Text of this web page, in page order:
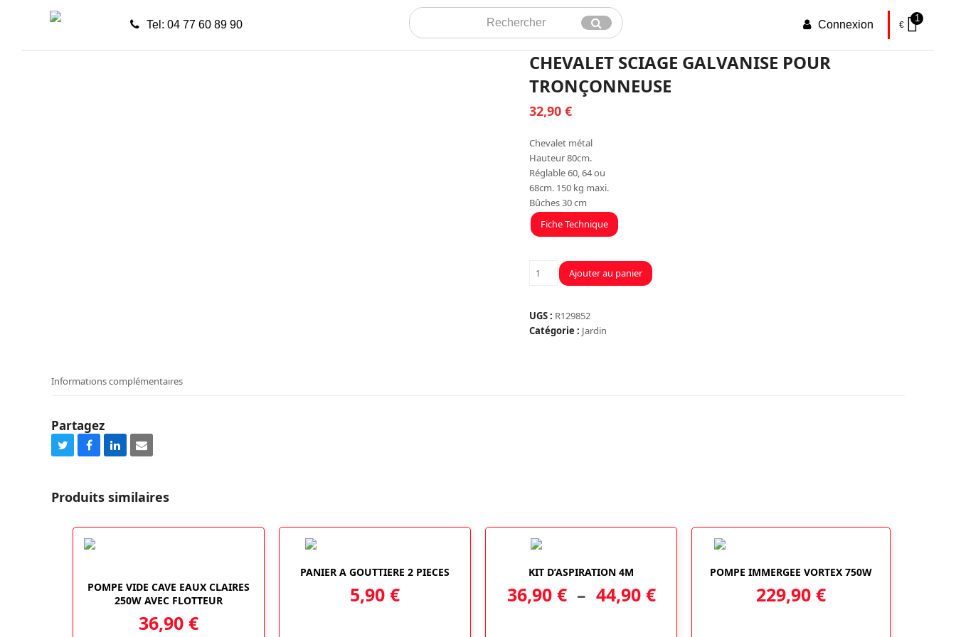
Tel: 04 77 60 89 90
Rechercher
Envoyer Connexion €
1
CHEVALET SCIAGE GALVANISE POUR
TRONÇONNEUSE
32,90 €
Chevalet métal
Hauteur 80cm.
Réglable 60, 64 ou
68cm. 150 kg maxi.
Bûches 30 cm
Fiche Technique
quantité
SCIAGE
GALVANISE
Ajouter au panier
UGS : R129852
Catégorie : Jardin
Informations complémentaires
Partagez
Share
Twitter
Share
Facebook
Share
LinkedIn
Share
Email
Produits similaires
POMPE VIDE CAVE EAUX CLAIRES
250W AVEC FLOTTEUR
36,90 €
PANIER A GOUTTIERE 2 PIECES
5,90 €
produit
plusieurs
KIT D’ASPIRATION 4M
36,90 € – 44,90 €Plage
POMPE IMMERGEE VORTEX 750W
229,90 €